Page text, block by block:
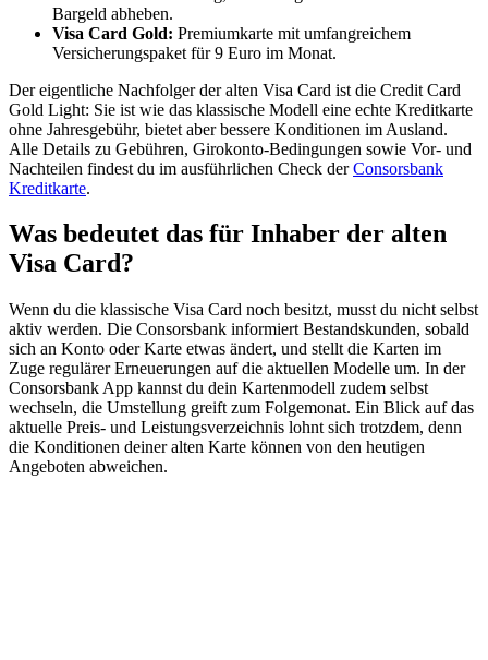
Bargeld abheben.
Visa Card Gold: Premiumkarte mit umfangreichem
Versicherungspaket für 9 Euro im Monat.
Der eigentliche Nachfolger der alten Visa Card ist die Credit Card
Gold Light: Sie ist wie das klassische Modell eine echte Kreditkarte
ohne Jahresgebühr, bietet aber bessere Konditionen im Ausland.
Alle Details zu Gebühren, Girokonto-Bedingungen sowie Vor- und
Nachteilen findest du im ausführlichen Check derConsorsbank
Kreditkarte.
Was bedeutet das für Inhaber der alten
Visa Card?
Wenn du die klassische Visa Card noch besitzt, musst du nicht selbst
aktiv werden. Die Consorsbank informiert Bestandskunden, sobald
sich an Konto oder Karte etwas ändert, und stellt die Karten im
Zuge regulärer Erneuerungen auf die aktuellen Modelle um. In der
Consorsbank App kannst du dein Kartenmodell zudem selbst
wechseln, die Umstellung greift zum Folgemonat. Ein Blick auf das
aktuelle Preis- und Leistungsverzeichnis lohnt sich trotzdem, denn
die Konditionen deiner alten Karte können von den heutigen
Angeboten abweichen.